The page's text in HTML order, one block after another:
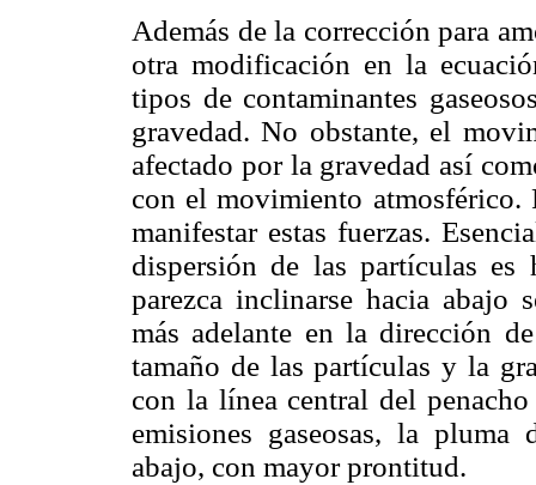
Además de la corrección para
otra modificación en la
tipos de contaminantes
gravedad. No obstante, el
afectado por la gravedad así
con el movimiento atmosférico.
manifestar estas fuerzas.
dispersión de las partículas
parezca inclinarse hacia abajo
más adelante en la dirección
tamaño de las partículas y la
con la línea central del
emisiones gaseosas, la pluma
abajo, con mayor prontitud.